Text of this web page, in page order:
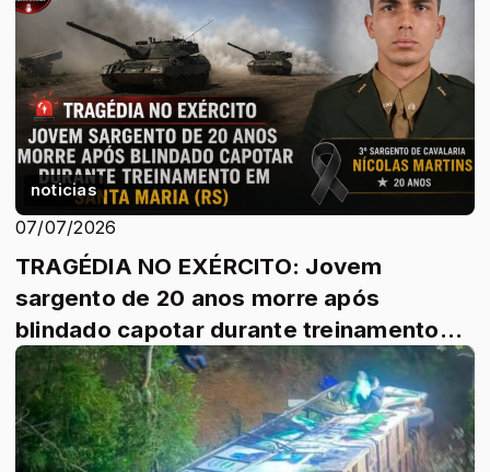
noticias
07/07/2026
TRAGÉDIA NO EXÉRCITO: Jovem
sargento de 20 anos morre após
blindado capotar durante treinamento
em Santa Maria (RS). ...